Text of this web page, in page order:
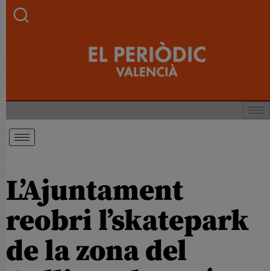
L’Ajuntament
reobri l’skatepark
de la zona del